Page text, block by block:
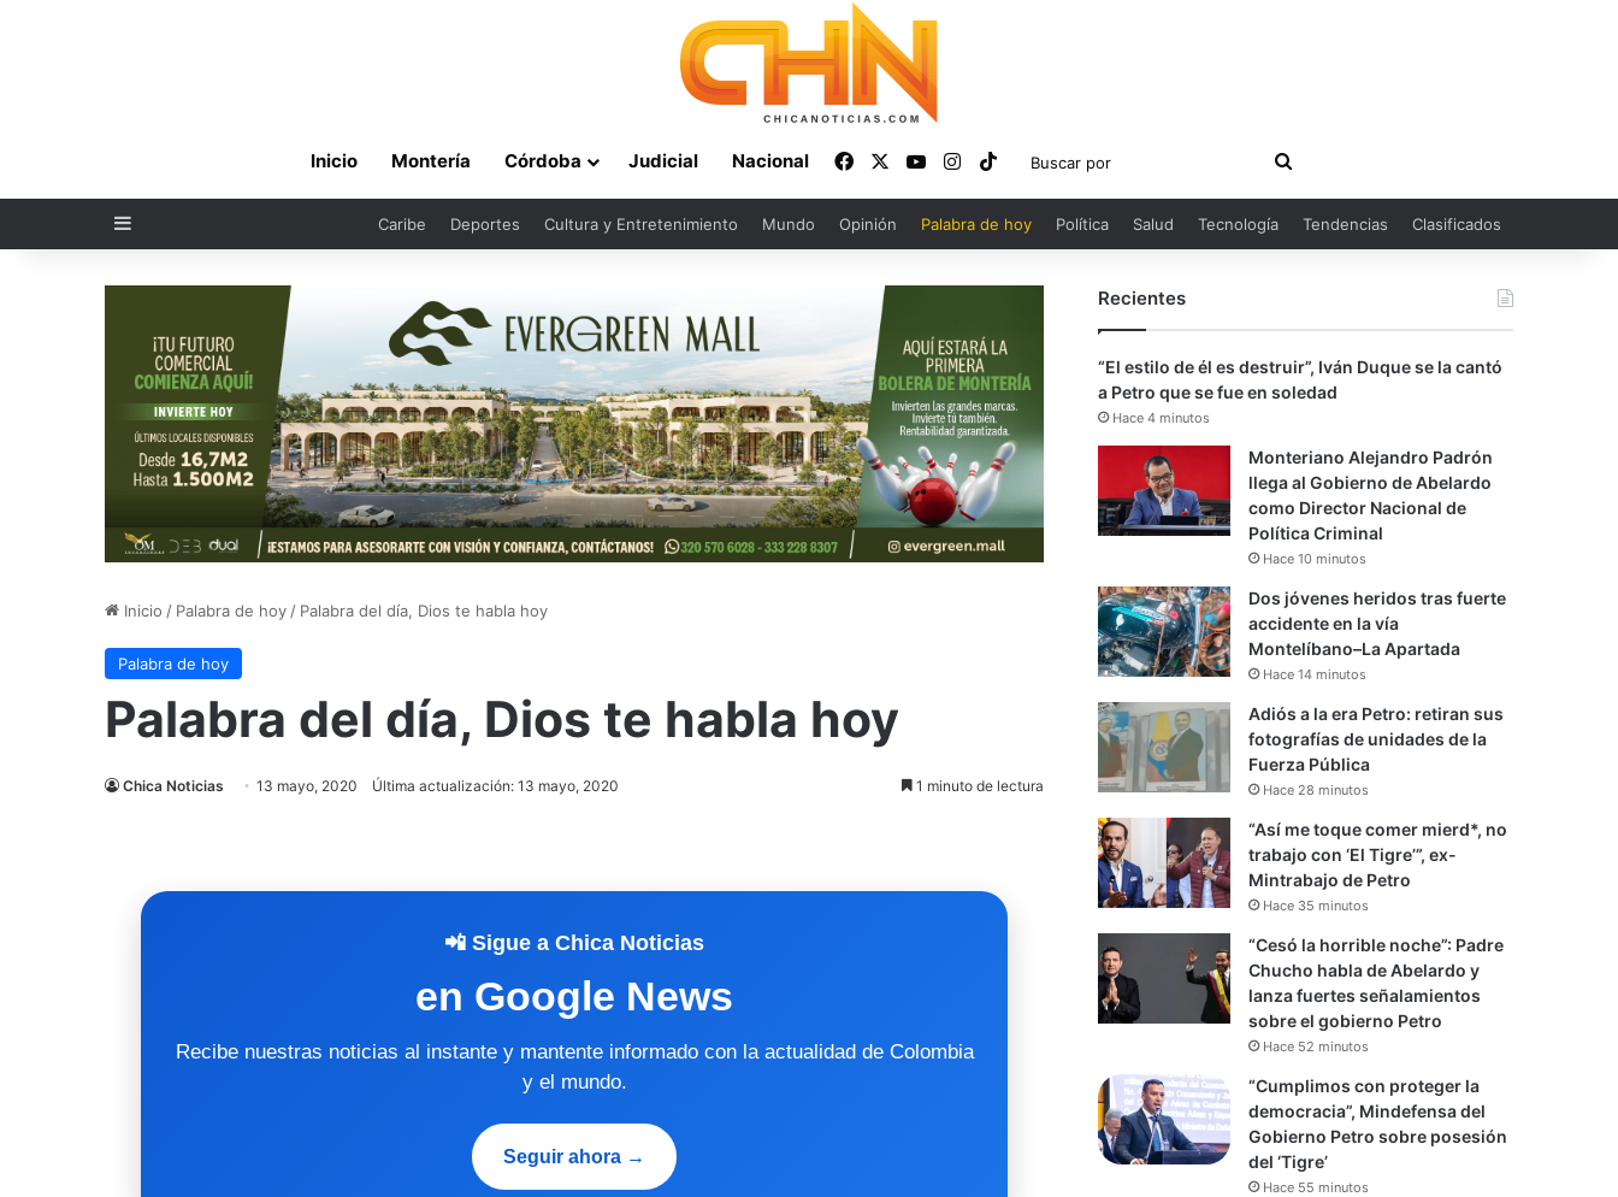
Inicio Montería Córdoba Judicial Nacional FacebookYouTubeInstagram
TikTok
Buscar
por
Sidebar Caribe Deportes Cultura y Entretenimiento Mundo Opinión Palabra de hoy Política Salud Tecnología Tendencias Clasificados
Inicio / Palabra de hoy / Palabra del día, Dios te habla hoy
Palabra de hoy
Palabra del día, Dios te habla hoy
Chica Noticias 13 mayo, 2020 Última actualización: 13 mayo, 2020 1 minuto de lectura
📲 Sigue a Chica Noticias
en Google News
Recibe nuestras noticias al instante y mantente informado con la actualidad de Colombia
y el mundo.
Seguir ahora →
Recientes
“El estilo de él es destruir”, Iván Duque se la cantó
a Petro que se fue en soledad
Hace 4 minutos
Monteriano Alejandro Padrón
llega al Gobierno de Abelardo
como Director Nacional de
Política Criminal
Hace 10 minutos
Dos jóvenes heridos tras fuerte
accidente en la vía
Montelíbano–La Apartada
Hace 14 minutos
Adiós a la era Petro: retiran sus
fotografías de unidades de la
Fuerza Pública
Hace 28 minutos
“Así me toque comer mierd*, no
trabajo con ‘El Tigre’”, ex-
Mintrabajo de Petro
Hace 35 minutos
“Cesó la horrible noche”: Padre
Chucho habla de Abelardo y
lanza fuertes señalamientos
sobre el gobierno Petro
Hace 52 minutos
“Cumplimos con proteger la
democracia”, Mindefensa del
Gobierno Petro sobre posesión
del ‘Tigre’
Hace 55 minutos